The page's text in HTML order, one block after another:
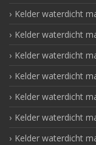
Kelder waterdicht
Kelder waterdicht
Kelder waterdicht
Kelder waterdicht
Kelder waterdicht
Kelder waterdicht
Kelder waterdicht